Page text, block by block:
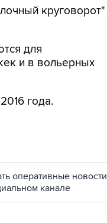
круговорот"
для
и в вольерных
года.
оперативные новости
канале